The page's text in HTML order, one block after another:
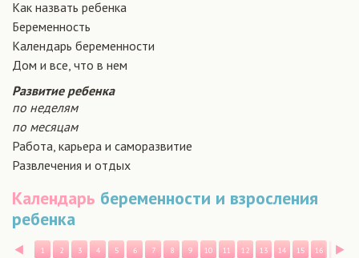
Как назвать ребенка
Беременность
Календарь беременности
Дом и все, что в нем
Развитие ребенка
по неделям
по месяцам
Работа, карьера и саморазвитие
Развлечения и отдых
Календарь беременности и взросления
ребенка
Назад
1 2 3 4 5 6 7 8 9 10 11 12 13 14 15 16 17